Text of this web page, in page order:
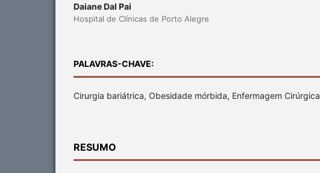
Daiane Dal Pai
Hospital de Clínicas de Porto Alegre
PALAVRAS-CHAVE:
Cirurgia bariátrica, Obesidade mórbida, Enfermagem Cirúrgica
RESUMO